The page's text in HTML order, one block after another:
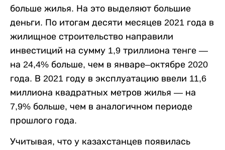
больше жилья. На это выделяют большие
деньги. По итогам десяти месяцев 2021 года в
жилищное строительство направили
инвестиций на сумму 1,9 триллиона тенге —
на 24,4% больше, чем в январе–октябре 2020
года. В 2021 году в эксплуатацию ввели 11,6
миллиона квадратных метров жилья — на
7,9% больше, чем в аналогичном периоде
прошлого года.
Учитывая, что у казахстанцев появилась